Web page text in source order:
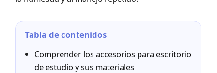
Tabla de contenidos
Comprender los accesorios para escritorio
de estudio y sus materiales